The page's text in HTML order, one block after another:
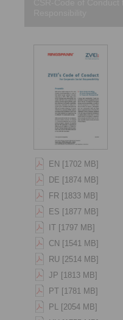
EN [1702 MB]
DE [1874 MB]
FR [1833 MB]
ES [1877 MB]
IT [1797 MB]
CN [1541 MB]
RU [2514 MB]
JP [1813 MB]
PT [1781 MB]
PL [2054 MB]